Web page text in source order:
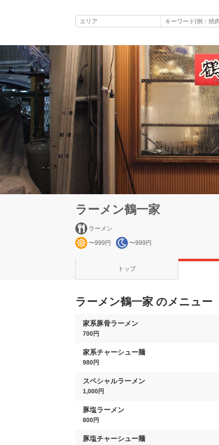
ラーメン鶴一家
ラーメン
〜999円 〜999円
トップ
ラーメン鶴一家 のメニュー
家系豚骨ラーメン
700円
家系チャーシュー麺
980円
スペシャルラーメン
1,000円
豚塩ラーメン
800円
豚塩チャーシュー麺